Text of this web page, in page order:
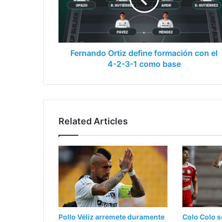
3-
Fernando Ortiz define formación con el
4-2-3-1 como base
Related Articles
Pollo Véliz arremete duramente
Colo Colo